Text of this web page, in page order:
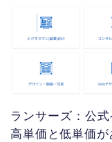
ランサーズ：公式
高単価と低単価